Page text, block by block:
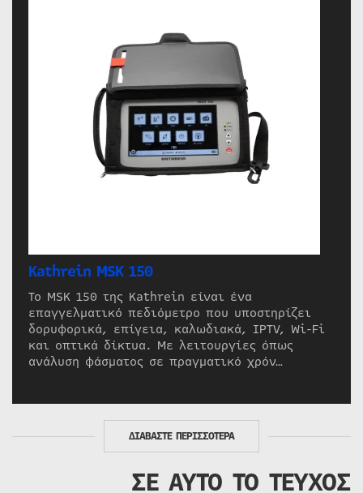
Kathrein MSK 150
Το MSK 150 της Kathrein είναι ένα
επαγγελματικό πεδιόμετρο που υποστηρίζει
δορυφορικά, επίγεια, καλωδιακά, IPTV, Wi-Fi
και οπτικά δίκτυα. Με λειτουργίες όπως
ανάλυση φάσματος σε πραγματικό χρόν…
ΔΙΑΒΑΣΤΕ ΠΕΡΙΣΣΟΤΕΡΑ
ΣΕ ΑΥΤΟ ΤΟ ΤΕΥΧΟΣ